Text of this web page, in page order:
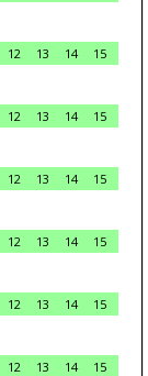
12 13 14
15
12 13 14
15
12 13 14
15
12 13 14
15
12 13 14
15
12 13 14 15